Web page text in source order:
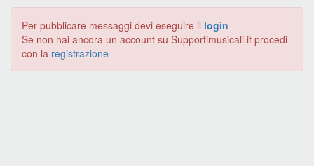
Per pubblicare messaggi devi eseguire il login
Se non hai ancora un account su Supportimusicali.it procedi
con la registrazione